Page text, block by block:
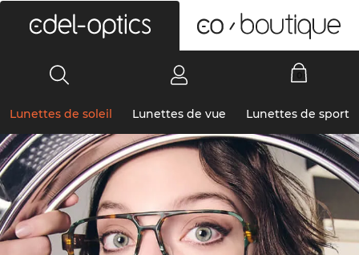
Lunettes de soleil Lunettes de vue Lunettes de sport